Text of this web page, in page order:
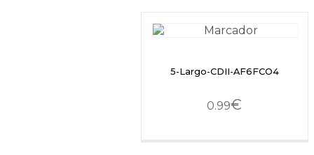
5-Largo-CDII-AF6FCO4
0.99€